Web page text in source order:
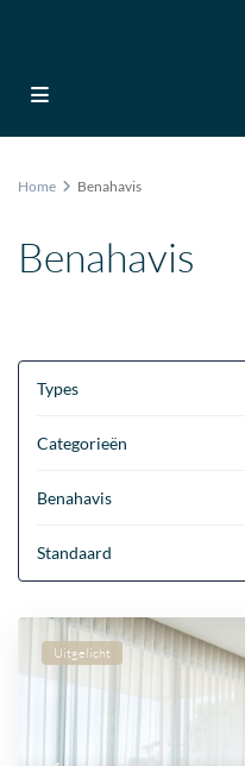
Home Benahavis
Benahavis
Types
Categorieën
Benahavis
Standaard
Uitgelicht